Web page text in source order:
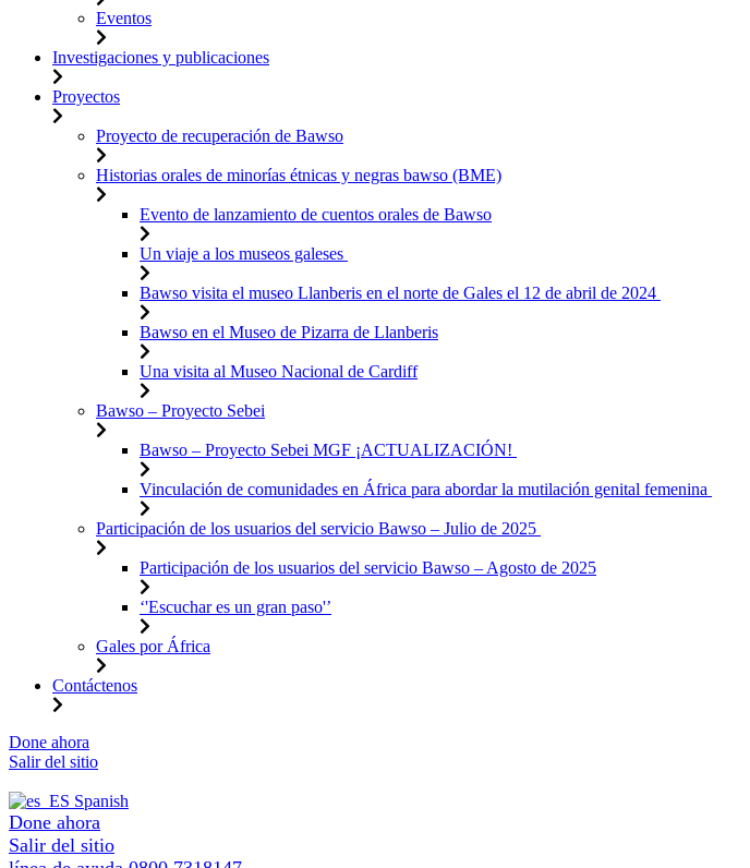
Eventos
Investigaciones y publicaciones
Proyectos
Proyecto de recuperación de Bawso
Historias orales de minorías étnicas y negras bawso (BME)
Evento de lanzamiento de cuentos orales de Bawso
Un viaje a los museos galeses
Bawso visita el museo Llanberis en el norte de Gales el 12 de abril de 2024
Bawso en el Museo de Pizarra de Llanberis
Una visita al Museo Nacional de Cardiff
Bawso – Proyecto Sebei
Bawso – Proyecto Sebei MGF ¡ACTUALIZACIÓN!
Vinculación de comunidades en África para abordar la mutilación genital femenina
Participación de los usuarios del servicio Bawso – Julio de 2025
Participación de los usuarios del servicio Bawso – Agosto de 2025
‘'Escuchar es un gran paso'’
Gales por África
Contáctenos
saltar
al
Done ahora
Salir del sitio
Spanish
Done ahora
Salir del sitio